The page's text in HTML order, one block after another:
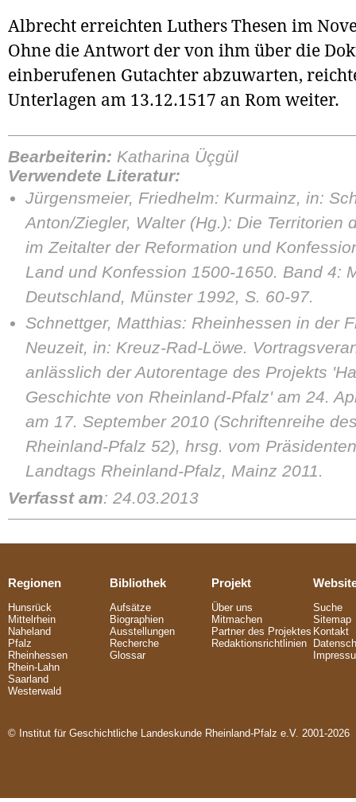
Albrecht erreichten Luthers Thesen im
Ohne die Antwort der von ihm über die
einberufenen Gutachter abzuwarten,
Unterlagen am 13.12.1517 an Rom weiter.
Bearbeiterin: Katharina Üçgül
Verwendete Literatur:
Jürgensmeier, Friedhelm: Kurmainz, in:
Anton/Ziegler, Walter (Hg.): Die Territorien
im Zeitalter der Reformation und
Land und Konfession 1500-1650. Band 4:
Deutschland, Münster 1992, S. 60-97.
Schnettger, Matthias: Rheinhessen in der
Neuzeit, in: Kreuz-Rad-Löwe.
anlässlich der Autorentage des Projekts
Geschichte von Rheinland-Pfalz' am 24.
am 17. September 2010 (Schriftenreihe
Rheinland-Pfalz 52), hrsg. vom
Landtags Rheinland-Pfalz, Mainz 2011.
Verfasst am: 24.03.2013
Regionen
Hunsrück
Mittelrhein
Naheland
Pfalz
Rheinhessen
Rhein-Lahn
Saarland
Westerwald
Bibliothek
Aufsätze
Biographien
Ausstellungen
Recherche
Glossar
Projekt
Über uns
Mitmachen
Partner des Projektes
Redaktionsrichtlinien
Suche
Sitemap
Kontakt
© Institut für Geschichtliche Landeskunde Rheinland-Pfalz e.V. 2001-2026